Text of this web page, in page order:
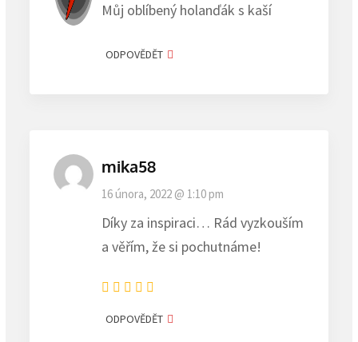
Můj oblíbený holanďák s kaší
ODPOVĚDĚT
mika58
16 února, 2022 @ 1:10 pm
Díky za inspiraci… Rád vyzkouším
a věřím, že si pochutnáme!
ODPOVĚDĚT